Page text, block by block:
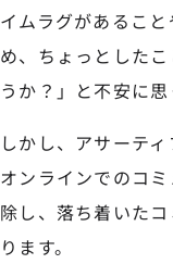
イムラグがあるこ
め、ちょっとした
うか？」と不安に思
しかし、アサーテ
オンラインでのコ
除し、落ち着いた
ります。